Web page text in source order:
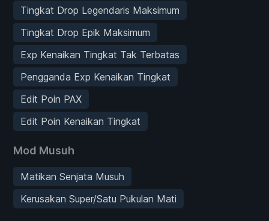
Tingkat Drop Legendaris Maksimum
Tingkat Drop Epik Maksimum
Exp Kenaikan Tingkat Tak Terbatas
Pengganda Exp Kenaikan Tingkat
Edit Poin PAX
Edit Poin Kenaikan Tingkat
Mod Musuh
Matikan Senjata Musuh
Kerusakan Super/Satu Pukulan Mati